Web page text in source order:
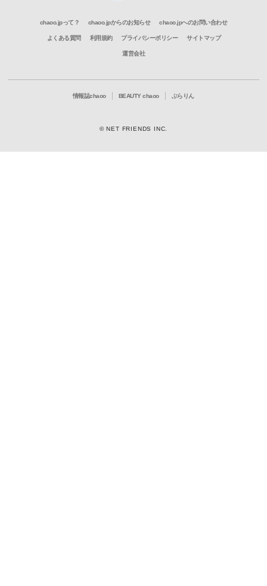
chaoo.jpって？ chaoo.jpからのお知らせ chaoo.jpへのお問い合わせ
よくある質問 利用規約 プライバシーポリシー サイトマップ
運営会社
情報誌chaoo BEAUTY chaoo ぶらりん
© NET FRIENDS INC.